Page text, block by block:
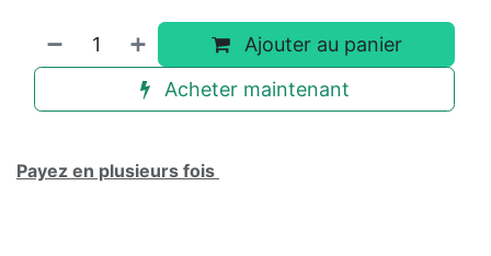
Ajouter au panier
Acheter maintenant
Payez en plusieurs fois